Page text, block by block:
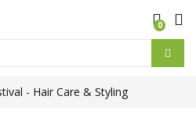
0
- Hair Care & Styling